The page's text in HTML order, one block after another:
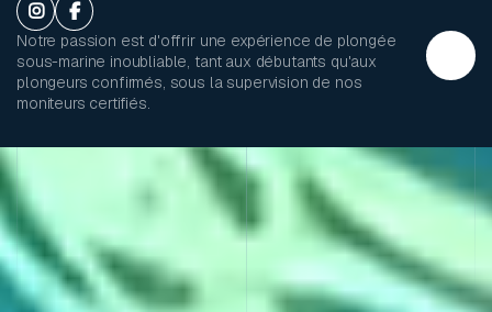
Notre passion est d'offrir une expérience de plongée
sous-marine inoubliable, tant aux débutants qu'aux
plongeurs confirmés, sous la supervision de nos
moniteurs certifiés.
 